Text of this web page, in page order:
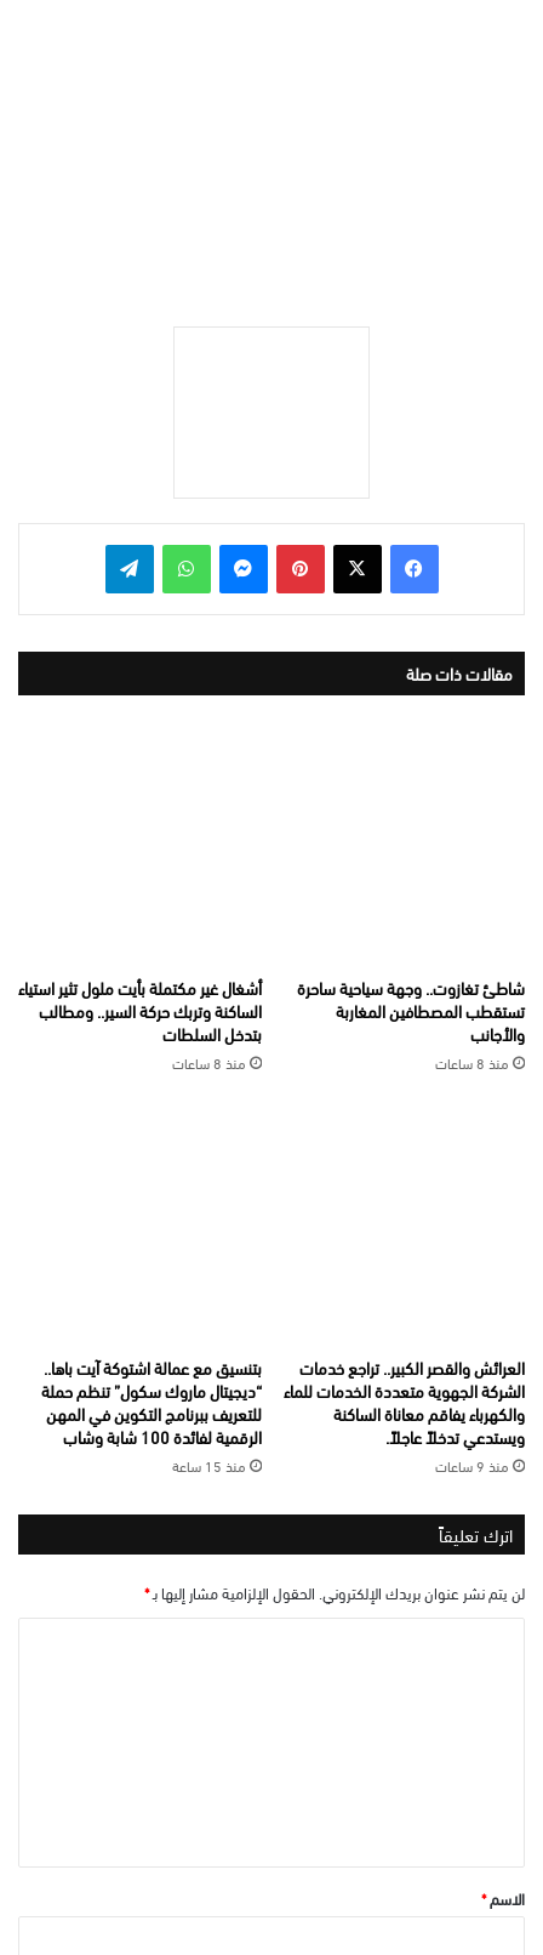
بينتيريست واتساب
مقالات ذات صلة
شاطئ تغازوت.. وجهة سياحية ساحرة
تستقطب المصطافين المغاربة
والأجانب
منذ 8 ساعات
أشغال غير مكتملة بأيت ملول تثير استياء
الساكنة وتربك حركة السير.. ومطالب
بتدخل السلطات
منذ 8 ساعات
العرائش والقصر الكبير.. تراجع خدمات
الشركة الجهوية متعددة الخدمات للماء
والكهرباء يفاقم معاناة الساكنة
ويستدعي تدخلاً عاجلاً.
منذ 9 ساعات
بتنسيق مع عمالة اشتوكة آيت باها..
“ديجيتال ماروك سكول” تنظم حملة
للتعريف ببرنامج التكوين في المهن
الرقمية لفائدة 100 شابة وشاب
منذ 15 ساعة
اترك تعليقاً
لن يتم نشر عنوان بريدك الإلكتروني. الحقول الإلزامية مشار إليها بـ*
*الاسم*